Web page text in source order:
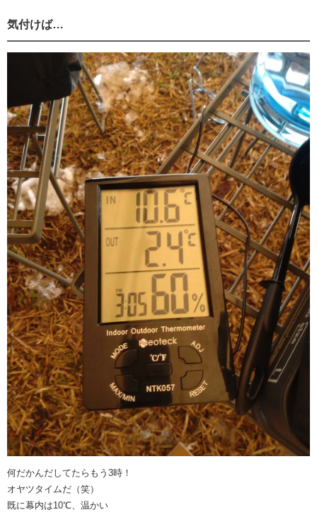
気付けば…
何だかんだしてたらもう3時！
オヤツタイムだ（笑）
既に幕内は10℃、温かい